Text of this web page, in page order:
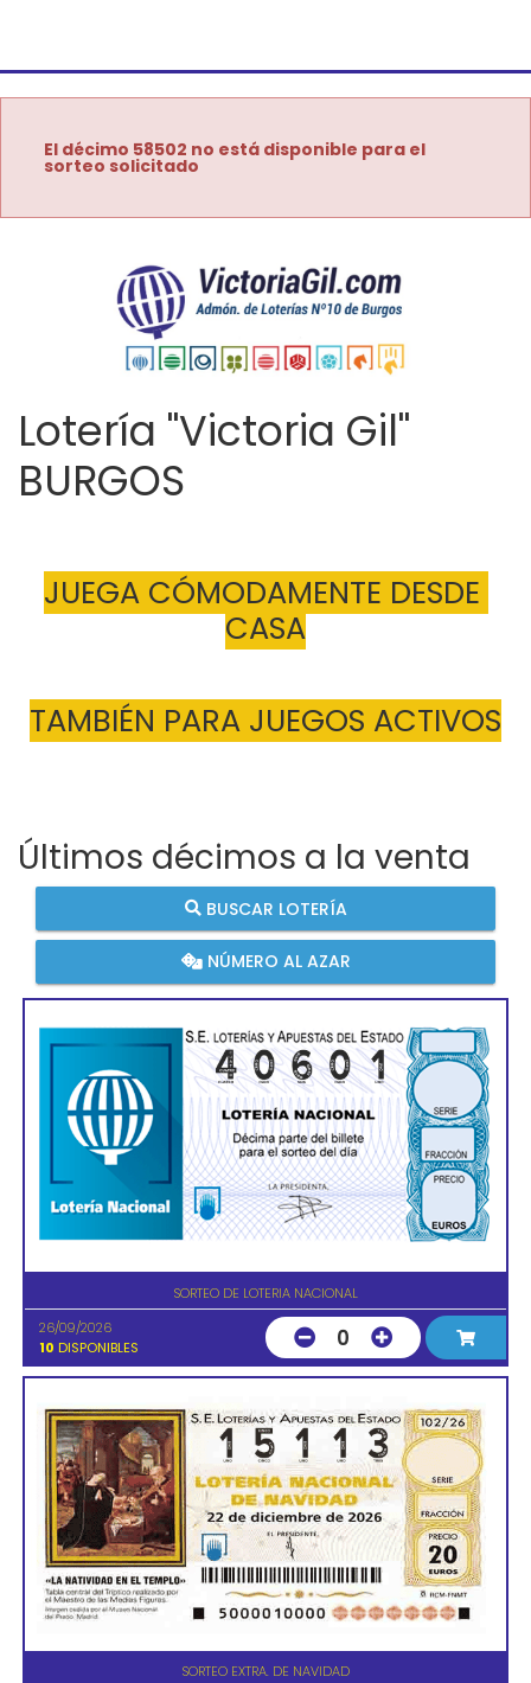
El décimo 58502 no está disponible para el
sorteo solicitado
Lotería "Victoria Gil"
BURGOS
JUEGA CÓMODAMENTE DESDE
CASA
TAMBIÉN PARA JUEGOS ACTIVOS
Últimos décimos a la venta
BUSCAR LOTERÍA
NÚMERO AL AZAR
SORTEO DE LOTERIA NACIONAL
26/09/2026
10 DISPONIBLES 0
SORTEO EXTRA. DE NAVIDAD